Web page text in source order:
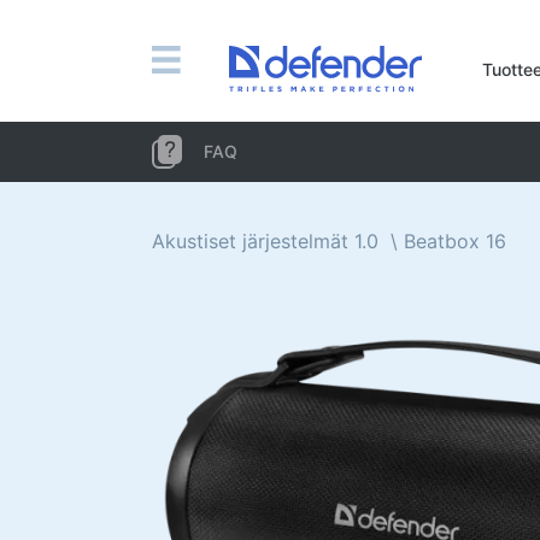
FAQ
Hiiret, hiirimatot, näppäimistöt, setit
Tietokonehiiret
Hiirimatot
Tietokone mikrofonit
Langattomat kuulokkeet
Kuulokkeet puhelimille
Tietokone kuulokkeet
Kuulokkeet
Akustiset järjestelmät 1.0 Beatbox 16